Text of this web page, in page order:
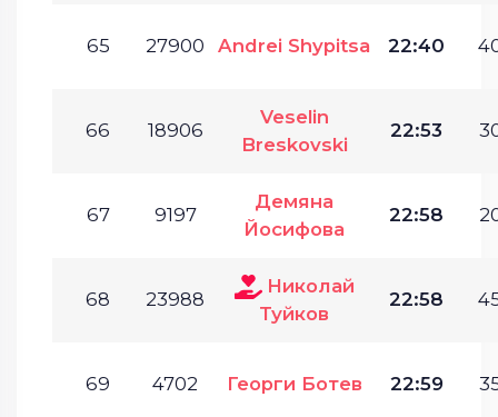
65 27900 Andrei Shypitsa 22:40
66 18906
Veselin
Breskovski
22:53
67 9197
Демяна
Йосифова
22:58
68 23988
Николай
Туйков
22:58
69 4702 Георги Ботев 22:59